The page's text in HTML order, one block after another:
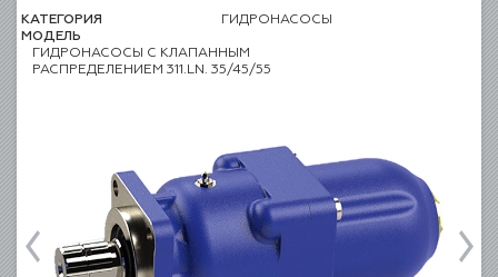
КАТЕГОРИЯ
ГИДРОНАСОСЫ
МОДЕЛЬ
ГИДРОНАСОСЫ С КЛАПАННЫМ
РАСПРЕДЕЛЕНИЕМ 311.LN. 35/45/55